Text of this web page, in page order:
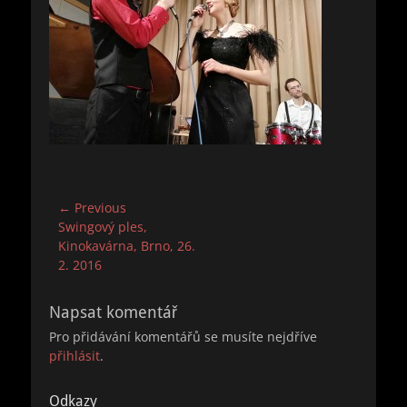
Navigace
pro
příspěvek
← Previous
Previous
post:
Swingový ples,
Kinokavárna, Brno, 26.
2. 2016
Napsat komentář
Pro přidávání komentářů se musíte nejdříve
přihlásit.
Odkazy